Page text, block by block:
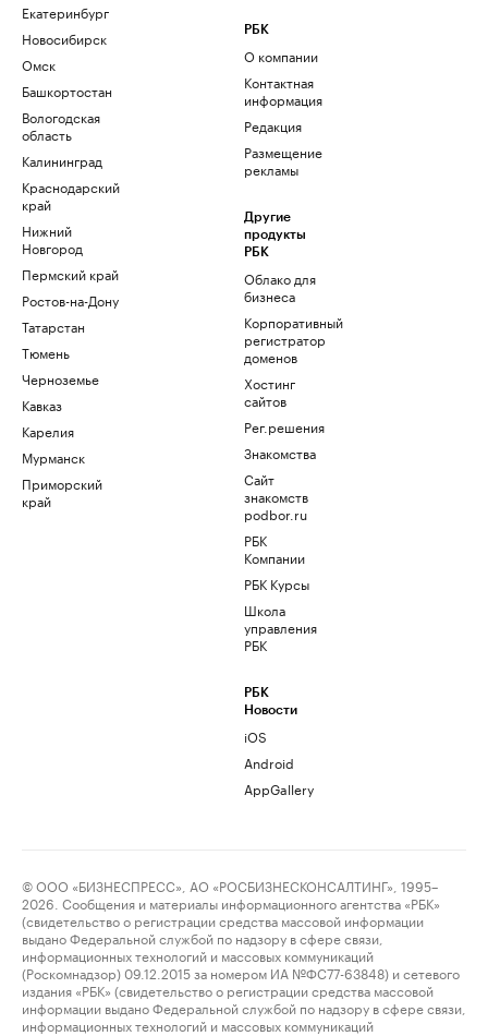
Екатеринбург
Новосибирск
Омск
Башкортостан
Вологодская
область
Калининград
Краснодарский
край
Нижний
Новгород
Пермский край
Ростов-на-Дону
Татарстан
Тюмень
Черноземье
Кавказ
Карелия
Мурманск
Приморский
край
РБК
О компании
Контактная
информация
Редакция
Размещение
рекламы
Другие
продукты
РБК
Облако для
бизнеса
Корпоративный
регистратор
доменов
Хостинг
сайтов
Рег.решения
Знакомства
Сайт
знакомств
podbor.ru
РБК
Компании
РБК Курсы
Школа
управления
РБК
РБК
Новости
iOS
Android
AppGallery
© ООО «БИЗНЕСПРЕСС», АО «РОСБИЗНЕСКОНСАЛТИНГ», 1995–
2026. Сообщения и материалы информационного агентства «РБК»
(свидетельство о регистрации средства массовой информации
выдано Федеральной службой по надзору в сфере связи,
информационных технологий и массовых коммуникаций
(Роскомнадзор) 09.12.2015 за номером ИА №ФС77-63848) и сетевого
издания «РБК» (свидетельство о регистрации средства массовой
информации выдано Федеральной службой по надзору в сфере связи,
информационных технологий и массовых коммуникаций